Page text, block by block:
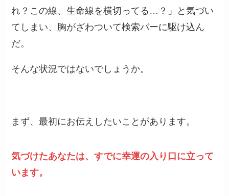
れ？この線、生命線を横切ってる…？」と気づい
てしまい、胸がざわついて検索バーに駆け込ん
だ。
そんな状況ではないでしょうか。
まず、最初にお伝えしたいことがあります。
気づけたあなたは、すでに幸運の入り口に立って
います。